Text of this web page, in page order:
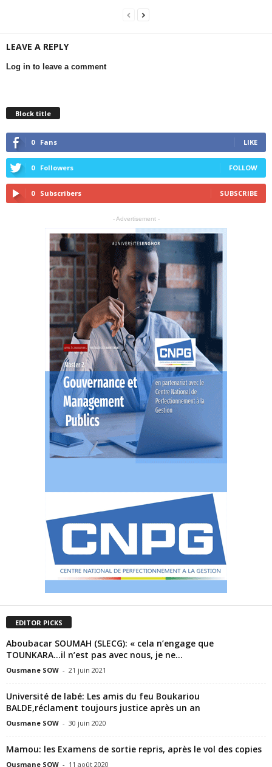
LEAVE A REPLY
Log in to leave a comment
Block title
0 Fans LIKE
0 Followers FOLLOW
0 Subscribers SUBSCRIBE
- Advertisement -
EDITOR PICKS
Aboubacar SOUMAH (SLECG): « cela n’engage que
TOUNKARA…il n’est pas avec nous, je ne...
Ousmane SOW - 21 juin 2021
Université de labé: Les amis du feu Boukariou
BALDE,réclament toujours justice après un an
Ousmane SOW - 30 juin 2020
Mamou: les Examens de sortie repris, après le vol des copies
Ousmane SOW - 11 août 2020